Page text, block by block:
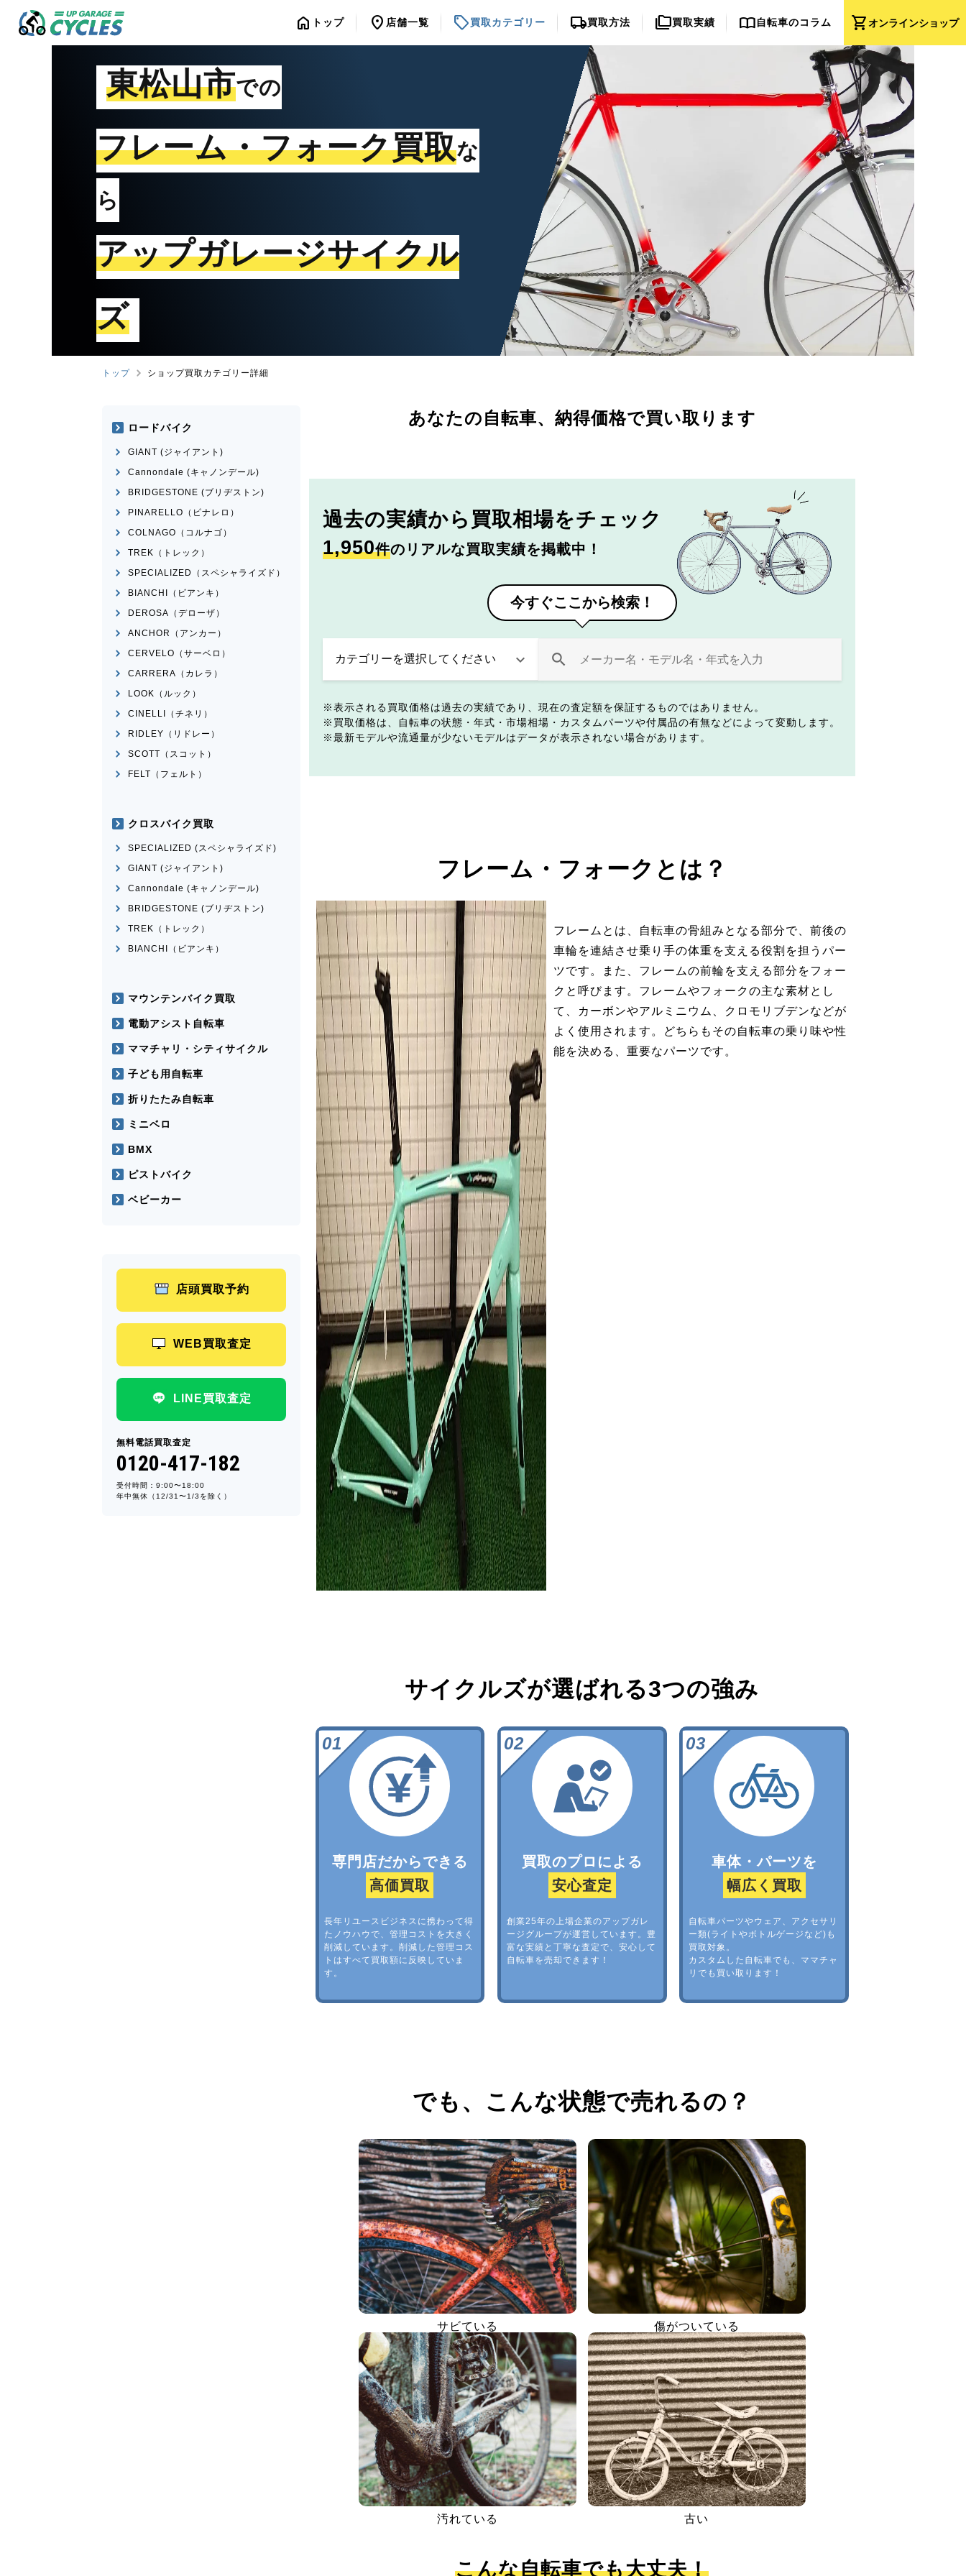
shopping_cartオンラインショップ
home トップ location_on 店舗一覧 sell買取カテゴリー local_shipping買取方法 folder_copy買取実績 import_contacts自転車のコラム
東松山市での
フレーム・フォーク買取な
ら
アップガレージサイクル
ズ
トップ ショップ買取カテゴリー詳細
あなたの自転車、 納得価格で買い取ります
過去の実績から 買取相場をチェック
1,950件のリアルな買取実績を掲載中！
今すぐここから検索！
表示される買取価格は過去の実績であり、現在の査定額を保証するものではありません。
買取価格は、自転車の状態・年式・市場相場・カスタムパーツや付属品の有無などによって変動します。
最新モデルや流通量が少ないモデルはデータが表示されない場合があります。
フレーム・フォークとは？
フレームとは、自転車の骨組みとなる部分で、前後の
車輪を連結させ乗り手の体重を支える役割を担うパー
ツです。また、フレームの前輪を支える部分をフォー
クと呼びます。フレームやフォークの主な素材とし
て、カーボンやアルミニウム、クロモリブデンなどが
よく使用されます。どちらもその自転車の乗り味や性
能を決める、重要なパーツです。
サイクルズが選ばれる3つの強み
専門店だからできる
高価買取
長年リユースビジネスに携わって得
たノウハウで、管理コストを大きく
削減しています。削減した管理コス
トはすべて買取額に反映していま
す。
買取のプロによる
安心査定
創業25年の上場企業のアップガレ
ージグループが運営しています。豊
富な実績と丁寧な査定で、安心して
自転車を売却できます！
車体・パーツを
幅広く買取
自転車パーツやウェア、アクセサリ
ー類(ライトやボトルゲージなど)も
買取対象。
カスタムした自転車でも、ママチャ
リでも買い取ります！
でも、 こんな状態で売れるの？
サビている 傷がついている
汚れている 古い
こんな自転車でも大丈夫！
ロードバイク
GIANT (ジャイアント)
Cannondale (キャノンデール)
BRIDGESTONE (ブリヂストン)
PINARELLO（ピナレロ）
COLNAGO（コルナゴ）
TREK（トレック）
SPECIALIZED（スペシャライズド）
BIANCHI（ビアンキ）
DEROSA（デローザ）
ANCHOR（アンカー）
CERVELO（サーベロ）
CARRERA（カレラ）
LOOK（ルック）
CINELLI（チネリ）
RIDLEY（リドレー）
SCOTT（スコット）
FELT（フェルト）
クロスバイク買取
SPECIALIZED (スペシャライズド)
GIANT (ジャイアント)
Cannondale (キャノンデール)
BRIDGESTONE (ブリヂストン)
TREK（トレック）
BIANCHI（ビアンキ）
マウンテンバイク買取
電動アシスト自転車
ママチャリ・シティサイクル
子ども用自転車
折りたたみ自転車
ミニベロ
BMX
ピストバイク
ベビーカー
店頭買取予約
WEB買取査定
LINE買取査定
無料電話買取査定
0120-417-182
受付時間：9:00〜18:00
年中無休（12/31〜1/3を除く）